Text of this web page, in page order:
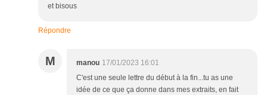
et bisous
Répondre
M manou 17/01/2023 16:01
C'est une seule lettre du début à la fin...tu as une
idée de ce que ça donne dans mes extraits, en fait